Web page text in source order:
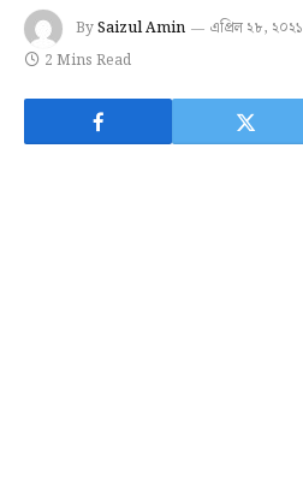
BySaizul Amin এপ্রিল ২৮, ২০২১
2 Mins Read